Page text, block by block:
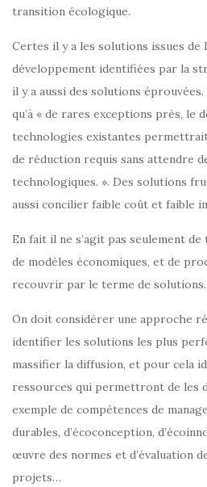
transition écologique.
Certes il y a les solutions issues de
développement identifiées par la
il y a aussi des solutions
qu’à « de rares exceptions près, le
technologies existantes
de réduction requis sans attendre
technologiques. ». Des solutions
aussi concilier faible coût et faible
En fait il ne s’agit pas seulement
de modèles économiques, et de
recouvrir par le terme de solutions.
On doit considérer une approche
identifier les solutions les plus
massifier la diffusion, et pour cela
ressources qui permettront de les
exemple de compétences de
durables, d’écoconception,
œuvre des normes et d’évaluation
projets…